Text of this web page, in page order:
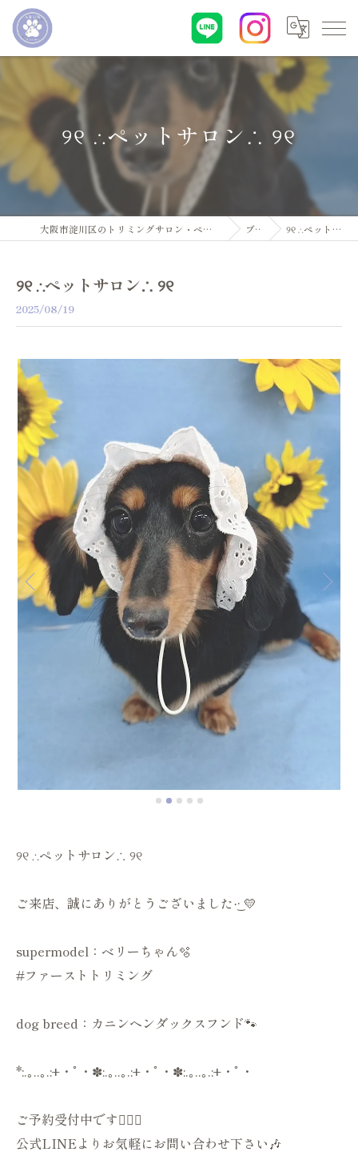
୨୧ ∴ペットサロン∴ ୨୧
大阪市淀川区のトリミングサロン・ペットサロンならDogsalon ARUN ブログ ୨୧ ∴ペットサロン∴ ୨୧
୨୧ ∴ペットサロン∴ ୨୧
2025/08/19
୨୧ ∴ペットサロン∴ ୨୧
ご来店、誠にありがとうございました‪·͜· 💛
supermodel：ベリーちゃん🫧
#ファーストトリミング
dog breed：カニンヘンダックスフンド🐾
*:.｡..｡.:+・ﾟ・✽:.｡..｡.:+・ﾟ・✽:.｡..｡.:+・ﾟ・
ご予約受付中です💁🏻‍♀️
公式LINEよりお気軽にお問い合わせ下さい🎶